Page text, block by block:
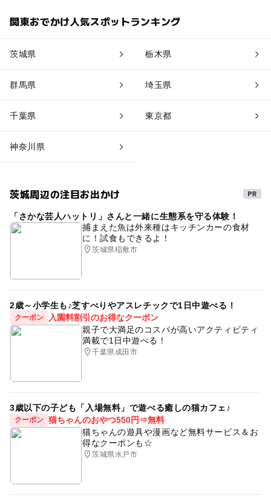
関東おでかけ人気スポットランキング
茨城県 栃木県
群馬県 埼玉県
千葉県 東京都
神奈川県
茨城周辺の注目お出かけ
「さかな芸人ハットリ」さんと一緒に生態系を守る体験！
捕まえた魚は外来種はキッチンカーの食材
に！試食もできるよ！
茨城県稲敷市
2歳～小学生も♪芝すべりやアスレチックで1日中遊べる！
クーポン
入園料割引のお得なクーポン
親子で大満足のコスパが高いアクティビティ
満載で1日中遊べる！
千葉県成田市
3歳以下の子ども「入場無料」で遊べる癒しの猫カフェ♪
クーポン 猫ちゃんのおやつ550円⇒無料
猫ちゃんの遊具や漫画など無料サービス＆お
得なクーポンも☆
茨城県水戸市